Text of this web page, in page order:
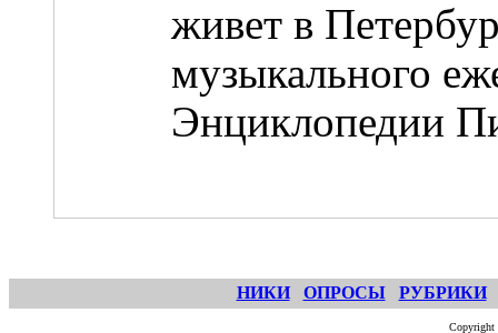
живет в
музыкального
Энциклопедии
НИКИ ОПРОСЫ РУБРИКИ